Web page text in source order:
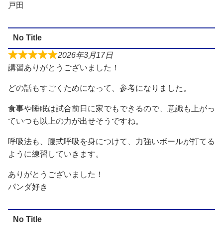
戸田
No Title
2026年3月17日
講習ありがとうございました！
どの話もすごくためになって、参考になりました。
食事や睡眠は試合前日に家でもできるので、意識も上がっ
ていつも以上の力が出せそうですね。
呼吸法も、腹式呼吸を身につけて、力強いボールが打てる
ように練習していきます。
ありがとうございました！
パンダ好き
No Title